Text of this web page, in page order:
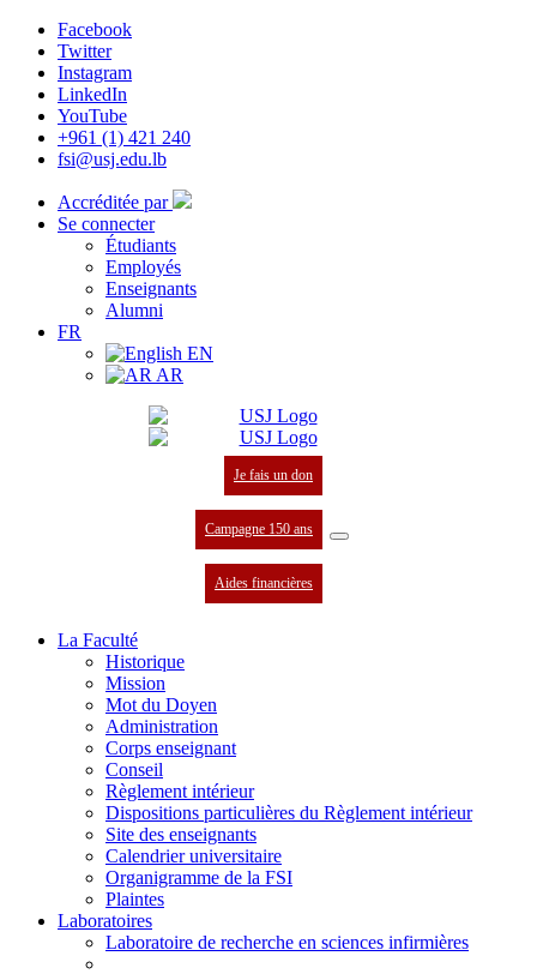
Facebook
Twitter
Instagram
LinkedIn
YouTube
+961 (1) 421 240
fsi@usj.edu.lb
Accréditée par
Se connecter
Étudiants
Employés
Enseignants
Alumni
FR
EN
AR
Je fais un don
Campagne 150 ans
Aides financières
La Faculté
Historique
Mission
Mot du Doyen
Administration
Corps enseignant
Conseil
Règlement intérieur
Dispositions particulières du Règlement intérieur
Site des enseignants
Calendrier universitaire
Organigramme de la FSI
Plaintes
Laboratoires
Laboratoire de recherche en sciences infirmières